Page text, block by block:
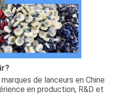
de lanceurs en Chine
en production, R&D et